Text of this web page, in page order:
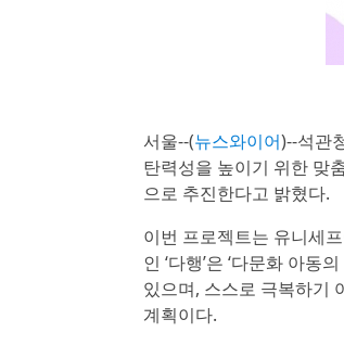
서울--(뉴스와이어)--석관
탄력성을 높이기 위한 맞
으로 추진한다고 밝혔다.
이번 프로젝트는 유니세
인 ‘다행’은 ‘다문화 아
있으며, 스스로 극복하기
계획이다.